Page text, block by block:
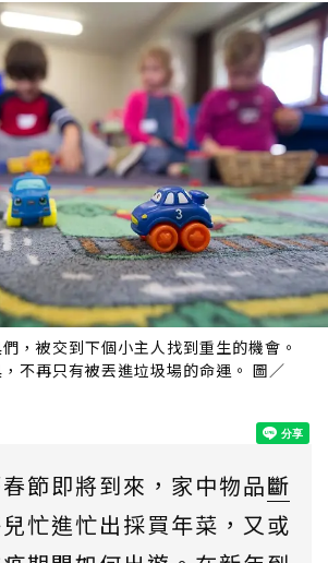
，被交到下個小主人找到重生的機會。
不再只有被丟進垃圾場的命運。 圖／
節即將到來，家中物品斷
兒忙進忙出採買年菜，又或